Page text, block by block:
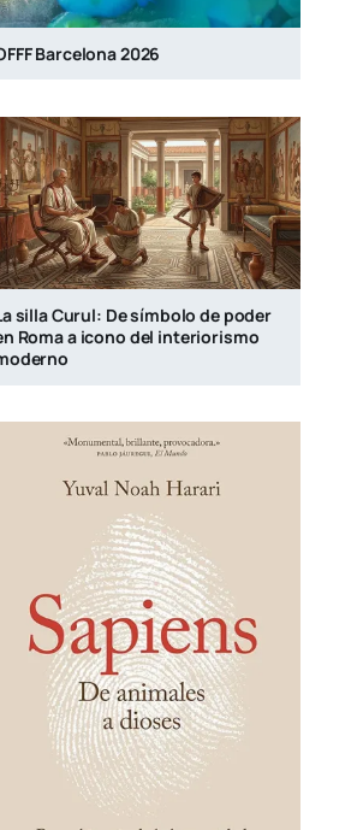
Barcelona 2026
silla Curul: De símbolo de poder
Roma a icono del interiorismo